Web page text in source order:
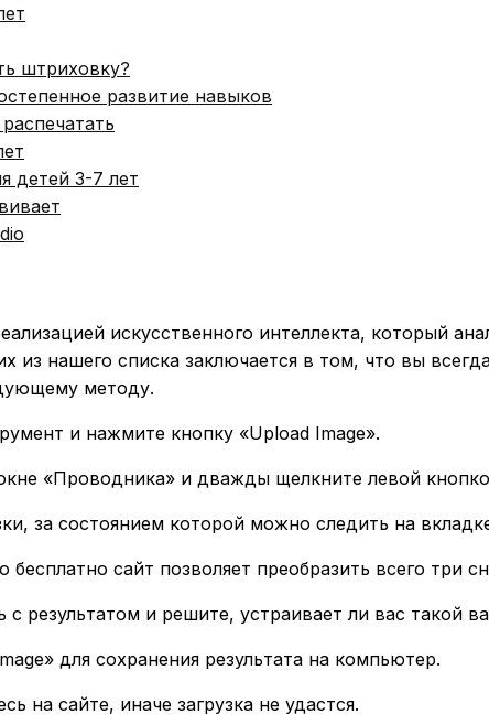
штриховку?
развитие навыков
детей 3-7 лет
искусственного интеллекта, который
из нашего списка заключается в том, что вы
методу.
и нажмите кнопку «Upload Image».
«Проводника» и дважды щелкните левой
за состоянием которой можно следить на
сайт позволяет преобразить всего три
результатом и решите, устраивает ли вас такой
для сохранения результата на компьютер.
на сайте, иначе загрузка не удастся.